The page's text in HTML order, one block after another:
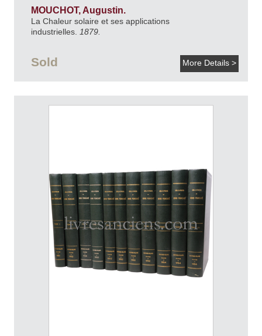
MOUCHOT, Augustin.
La Chaleur solaire et ses applications
industrielles. 1879.
Sold More Details >